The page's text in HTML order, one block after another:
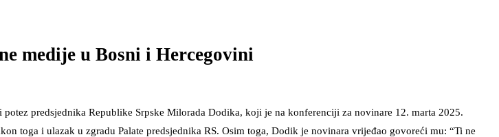
medije u Bosni i Hercegovini
predsjednika Republike Srpske Milorada Dodika, koji je na konferenciji za novinare 12. marta 2025.
toga i ulazak u zgradu Palate predsjednika RS. Osim toga, Dodik je novinara vrijeđao govoreći mu: “Ti ne